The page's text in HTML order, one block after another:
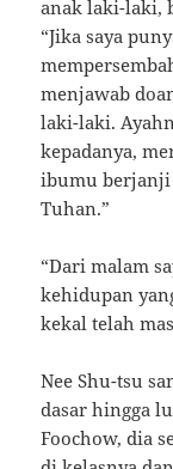
anak laki-laki,
“Jika saya
menjawab
laki-laki.
kepadanya,
ibumu berjanji
Tuhan.”
“Dari malam
kehidupan
kekal telah
Nee Shu-tsu
dasar hingga
Foochow, dia